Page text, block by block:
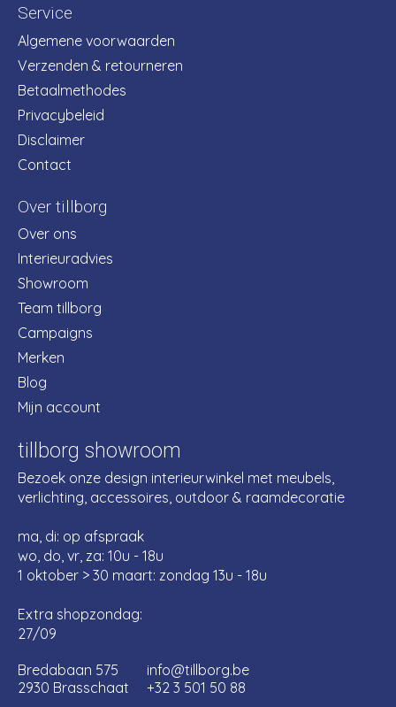
Service
Algemene voorwaarden
Verzenden & retourneren
Betaalmethodes
Privacybeleid
Disclaimer
Contact
Over tillborg
Over ons
Interieuradvies
Showroom
Team tillborg
Campaigns
Merken
Blog
Mijn account
tillborg showroom
Bezoek onze design interieurwinkel met meubels,
verlichting, accessoires, outdoor & raamdecoratie
ma, di: op afspraak
wo, do, vr, za: 10u - 18u
1 oktober > 30 maart: zondag 13u - 18u
Extra shopzondag:
27/09
Bredabaan 575
2930 Brasschaat
info@tillborg.be
+32 3 501 50 88